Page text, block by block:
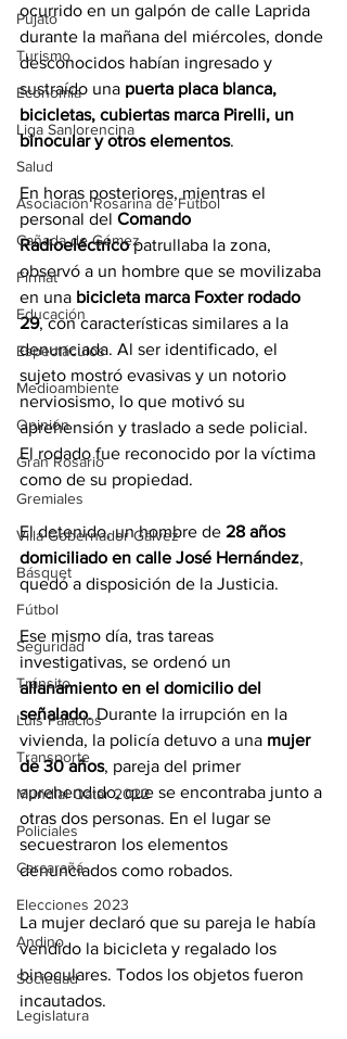
Pujato
Turismo
Economía
Liga Sanlorencina
Salud
Asociación Rosarina de Fútbol
Cañada de Gómez
Firmat
Educación
Espectáculos
Medioambiente
Opinión
Gran Rosario
Gremiales
Villa Gobernador Gálvez
Básquet
Fútbol
Seguridad
Tránsito
Luis Palacios
Transporte
Mundial Qatar 2022
Policiales
Carcarañá
Elecciones 2023
Andino
Sociedad
Legislatura
ocurrido en un galpón de calle Laprida
durante la mañana del miércoles, donde
desconocidos habían ingresado y
sustraído una puerta placa blanca,
bicicletas, cubiertas marca Pirelli, un
binocular y otros elementos.
En horas posteriores, mientras el
personal del Comando
Radioeléctrico patrullaba la zona,
observó a un hombre que se movilizaba
en una bicicleta marca Foxter rodado
29, con características similares a la
denunciada. Al ser identificado, el
sujeto mostró evasivas y un notorio
nerviosismo, lo que motivó su
aprehensión y traslado a sede policial.
El rodado fue reconocido por la víctima
como de su propiedad.
El detenido, un hombre de 28 años
domiciliado en calle José Hernández,
quedó a disposición de la Justicia.
Ese mismo día, tras tareas
investigativas, se ordenó un
allanamiento en el domicilio del
señalado. Durante la irrupción en la
vivienda, la policía detuvo a una mujer
de 30 años, pareja del primer
aprehendido, que se encontraba junto a
otras dos personas. En el lugar se
secuestraron los elementos
denunciados como robados.
La mujer declaró que su pareja le había
vendido la bicicleta y regalado los
binoculares. Todos los objetos fueron
incautados.